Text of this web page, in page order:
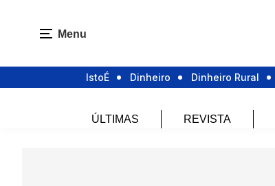
Menu
IstoÉ Dinheiro Dinheiro Rural
ÚLTIMAS REVISTA